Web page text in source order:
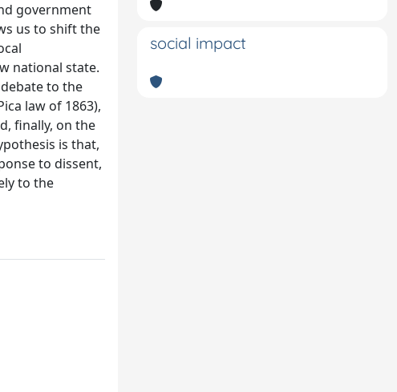
government
us to shift the
national state.
to the
law of 1863),
finally, on the
is that,
to dissent,
to the
social impact